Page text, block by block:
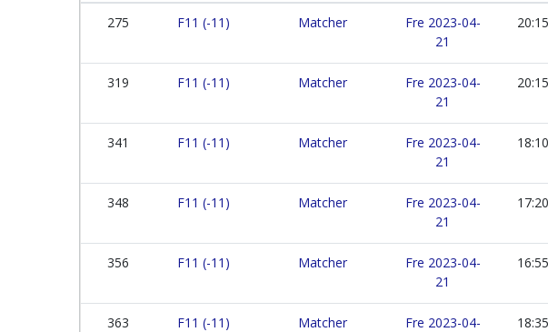
275 F11 (-11) Matcher
Fre 2023-04-
21
20:15
319 F11 (-11) Matcher
Fre 2023-04-
21
20:15
341 F11 (-11) Matcher
Fre 2023-04-
21
18:10
348 F11 (-11) Matcher
Fre 2023-04-
21
17:20
356 F11 (-11) Matcher
Fre 2023-04-
21
16:55
363 F11 (-11) Matcher
Fre 2023-04-
18:35